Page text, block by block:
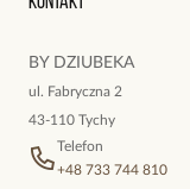
BY DZIUBEKA
ul. Fabryczna 2
43-110 Tychy
Telefon
+48 733 744 810